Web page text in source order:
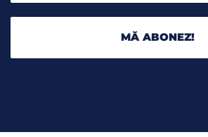
MĂ ABONEZ!